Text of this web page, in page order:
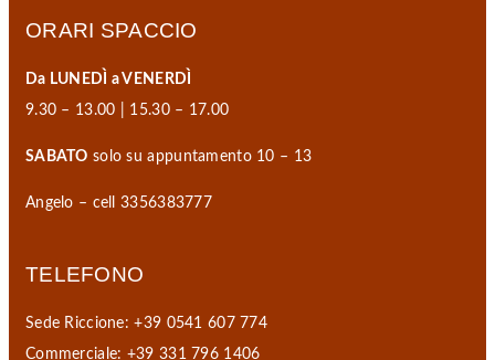
ORARI SPACCIO
Da LUNEDÌ a VENERDÌ
9.30 – 13.00 | 15.30 – 17.00
SABATO solo su appuntamento 10 – 13
Angelo – cell 3356383777
TELEFONO
Sede Riccione: +39 0541 607 774
Commerciale: +39 331 796 1406